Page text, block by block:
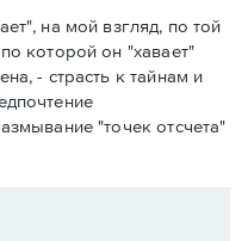
на мой взгляд, по той
которой он "хавает"
- страсть к тайнам и
"точек отсчета"